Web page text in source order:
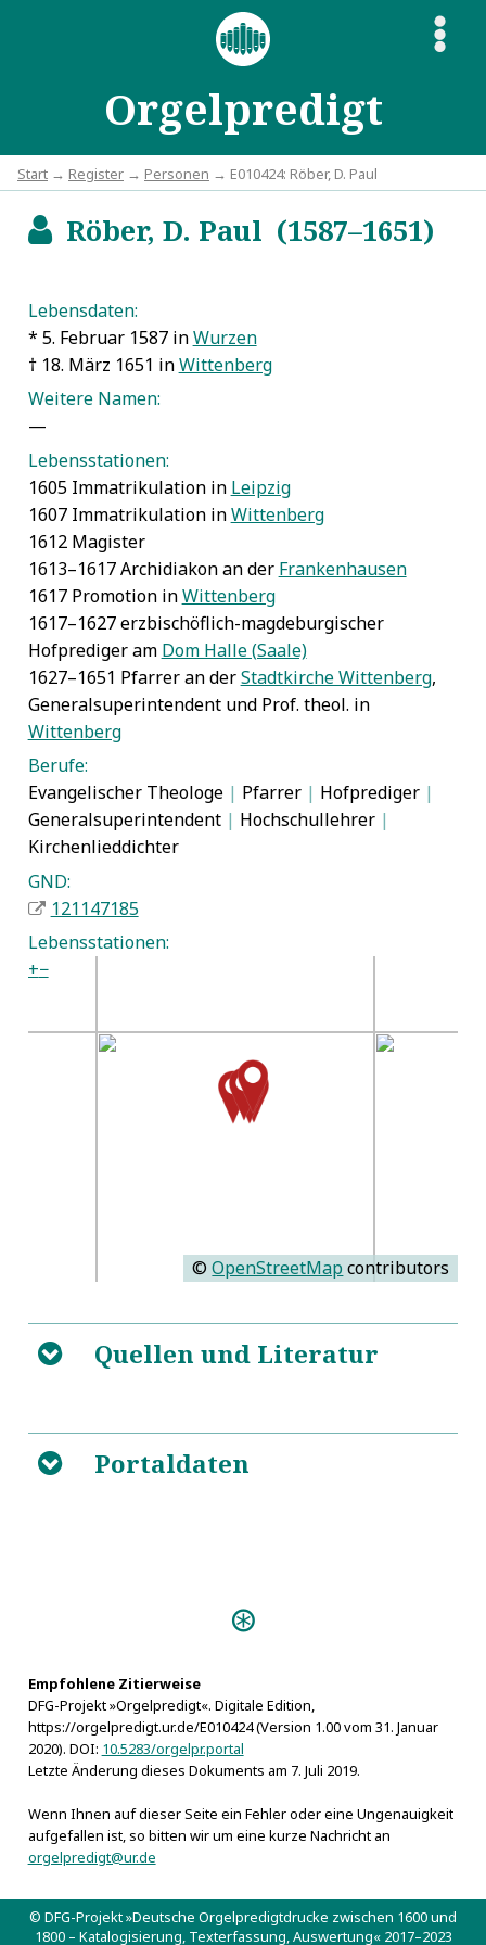
Orgelpredigt
S
Start → Register → Personen → E010424: Röber, D. Paul
bRöber, D. Paul (1587–1651)
Lebensdaten:
* 5. Februar 1587 inWurzen
† 18. März 1651 inWittenberg
Weitere Namen:
—
Lebensstationen:
1605 Immatrikulation in Leipzig
1607 Immatrikulation inWittenberg
1612 Magister
1613–1617 Archidiakon an der Frankenhausen
1617 Promotion inWittenberg
1617–1627 erzbischöflich-magdeburgischer
Hofprediger am Dom Halle (Saale)
1627–1651 Pfarrer an derStadtkirche Wittenberg,
Generalsuperintendent und Prof. theol. in
Wittenberg
Berufe:
Evangelischer Theologe | Pfarrer | Hofprediger |
Generalsuperintendent | Hochschullehrer |
Kirchenlieddichter
GND:
121147185
Lebensstationen:
+−
©OpenStreetMap contributors
B Quellen und Literatur
Universal-Lexicon Aller Wissenschafften und Künste.
Bd. 32: Ro-Rz
B Portaldaten
Empfohlene Zitierweise
DFG-Projekt »Orgelpredigt«. Digitale Edition,
https://orgelpredigt.ur.de/E010424 (Version 1.00 vom 31. Januar
2020). DOI: 10.5283/orgelpr.portal
Letzte Änderung dieses Dokuments am 7. Juli 2019.
Wenn Ihnen auf dieser Seite ein Fehler oder eine Ungenauigkeit
aufgefallen ist, so bitten wir um eine kurze Nachricht an
orgelpredigt@ur.de
© DFG-Projekt »Deutsche Orgelpredigtdrucke zwischen 1600 und
1800 – Katalogisierung, Texterfassung, Auswertung« 2017–2023